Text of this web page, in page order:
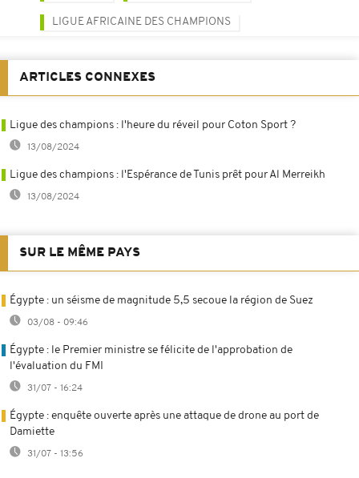
LIGUE AFRICAINE DES CHAMPIONS
ARTICLES CONNEXES
Ligue des champions : l'heure du réveil pour Coton Sport ?
13/08/2024
Ligue des champions : l'Espérance de Tunis prêt pour Al Merreikh
13/08/2024
SUR LE MÊME PAYS
Égypte : un séisme de magnitude 5,5 secoue la région de Suez
03/08 - 09:46
Égypte : le Premier ministre se félicite de l'approbation de
l'évaluation du FMI
31/07 - 16:24
Égypte : enquête ouverte après une attaque de drone au port de
Damiette
31/07 - 13:56